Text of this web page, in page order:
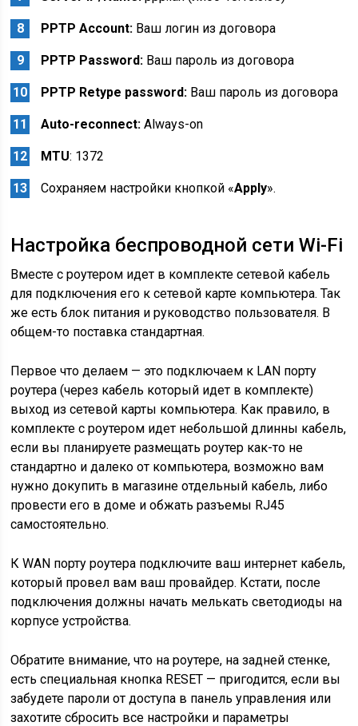
PPTP Account: Ваш логин из договора
PPTP Password: Ваш пароль из договора
PPTP Retype password: Ваш пароль из договора
Auto-reconnect: Always-on
MTU: 1372
Сохраняем настройки кнопкой «Apply».
Настройка беспроводной сети Wi-Fi
Вместе с роутером идет в комплекте сетевой кабель
для подключения его к сетевой карте компьютера. Так
же есть блок питания и руководство пользователя. В
общем-то поставка стандартная.
Первое что делаем — это подключаем к LAN порту
роутера (через кабель который идет в комплекте)
выход из сетевой карты компьютера. Как правило, в
комплекте с роутером идет небольшой длинны кабель,
если вы планируете размещать роутер как-то не
стандартно и далеко от компьютера, возможно вам
нужно докупить в магазине отдельный кабель, либо
провести его в доме и обжать разъемы RJ45
самостоятельно.
К WAN порту роутера подключите ваш интернет кабель,
который провел вам ваш провайдер. Кстати, после
подключения должны начать мелькать светодиоды на
корпусе устройства.
Обратите внимание, что на роутере, на задней стенке,
есть специальная кнопка RESET — пригодится, если вы
забудете пароли от доступа в панель управления или
захотите сбросить все настройки и параметры